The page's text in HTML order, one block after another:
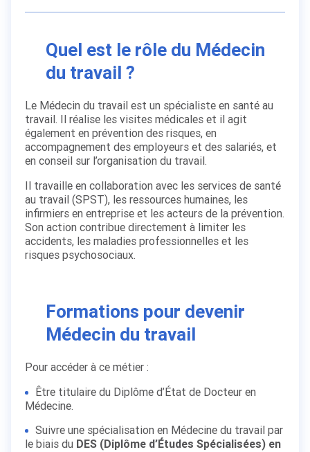
Quel est le rôle du Médecin
du travail ?
Le Médecin du travail est un spécialiste en santé au
travail. Il réalise les visites médicales et il agit
également en prévention des risques, en
accompagnement des employeurs et des salariés, et
en conseil sur l’organisation du travail.
Il travaille en collaboration avec les services de santé
au travail (SPST), les ressources humaines, les
infirmiers en entreprise et les acteurs de la prévention.
Son action contribue directement à limiter les
accidents, les maladies professionnelles et les
risques psychosociaux.
Formations pour devenir
Médecin du travail
Pour accéder à ce métier :
Être titulaire du Diplôme d’État de Docteur en
Médecine.
Suivre une spécialisation en Médecine du travail par
le biais du DES (Diplôme d’Études Spécialisées) en